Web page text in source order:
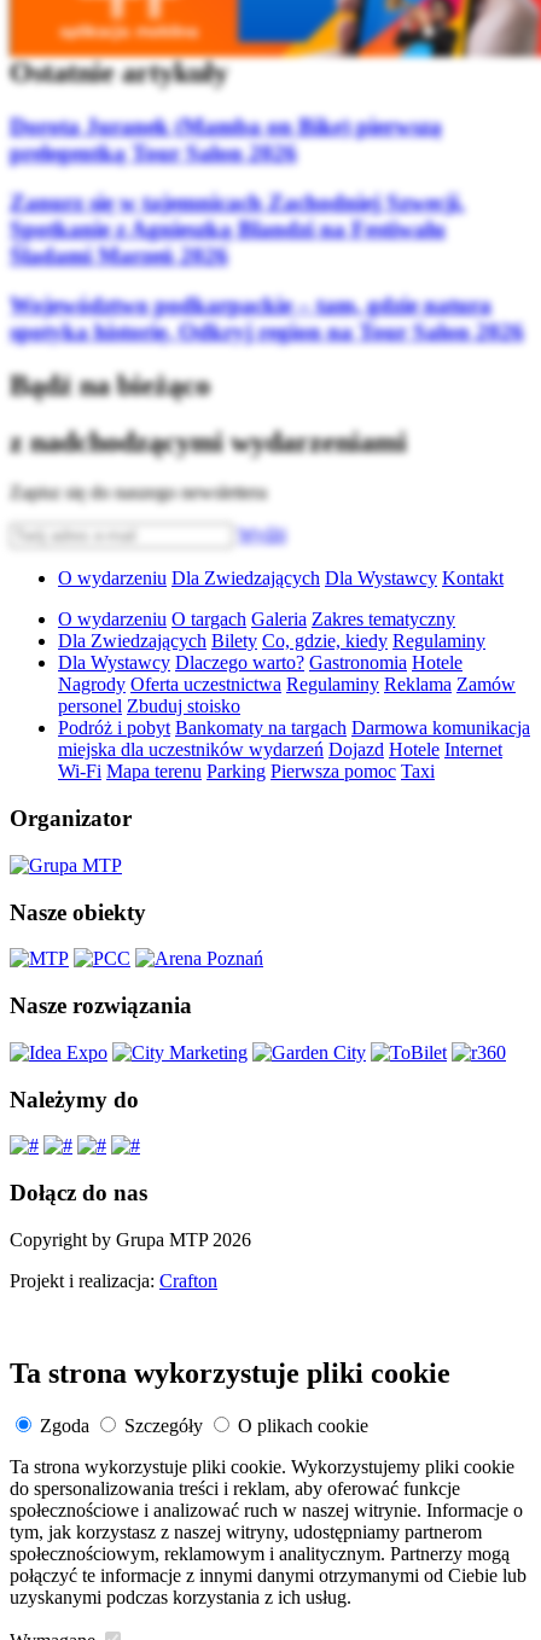
Ostatnie artykuły
Dorota Juranek (Mamba on Bike) pierwszą
prelegentką Tour Salon 2026
Zanurz się w tajemnicach Zachodniej Szwecji.
Spotkanie z Agnieszką Blandzi na Festiwalu
Śladami Marzeń 2026
Województwo podkarpackie – tam, gdzie natura
spotyka historię. Odkryj region na Tour Salon 2026
Bądź na bieżąco
z nadchodzącymi wydarzeniami
Zapisz się do naszego newslettera
Wyślij
O wydarzeniu Dla Zwiedzających Dla Wystawcy Kontakt
O wydarzeniu O targach Galeria Zakres tematyczny
Dla Zwiedzających Bilety Co, gdzie, kiedy Regulaminy
Dla Wystawcy Dlaczego warto? Gastronomia Hotele
Nagrody Oferta uczestnictwa Regulaminy Reklama Zamów
personel Zbuduj stoisko
Podróż i pobyt Bankomaty na targach Darmowa komunikacja
miejska dla uczestników wydarzeń Dojazd Hotele Internet
Wi-Fi Mapa terenu Parking Pierwsza pomoc Taxi
Organizator
Nasze obiekty
Nasze rozwiązania
Należymy do
Dołącz do nas
Copyright by Grupa MTP 2026
Projekt i realizacja: Crafton
Ta strona wykorzystuje pliki cookie
Zgoda Szczegóły
O plikach cookie
Ta strona wykorzystuje pliki cookie. Wykorzystujemy pliki cookie
do spersonalizowania treści i reklam, aby oferować funkcje
społecznościowe i analizować ruch w naszej witrynie. Informacje o
tym, jak korzystasz z naszej witryny, udostępniamy partnerom
społecznościowym, reklamowym i analitycznym. Partnerzy mogą
połączyć te informacje z innymi danymi otrzymanymi od Ciebie lub
uzyskanymi podczas korzystania z ich usług.